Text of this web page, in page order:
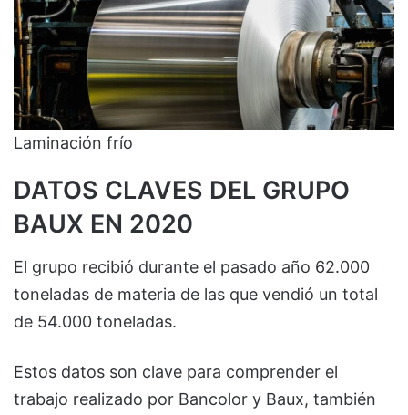
Laminación frío
DATOS CLAVES DEL GRUPO
BAUX EN 2020
El grupo recibió durante el pasado año 62.000
toneladas de materia de las que vendió un total
de 54.000 toneladas.
Estos datos son clave para comprender el
trabajo realizado por Bancolor y Baux, también